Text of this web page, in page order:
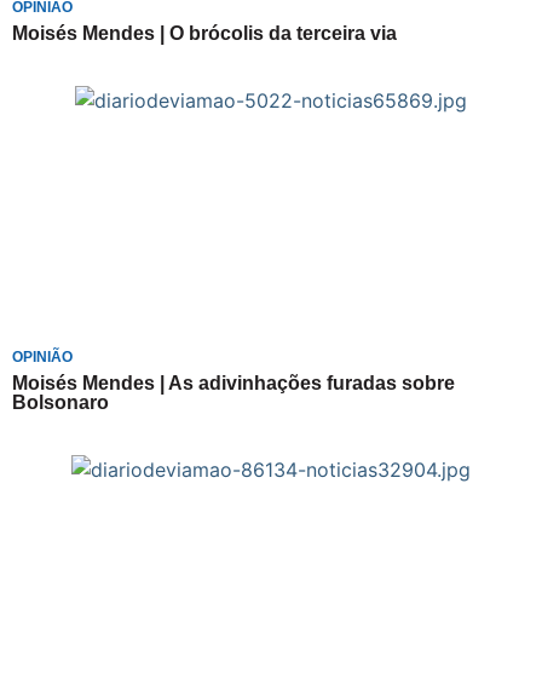
OPINIÃO
Moisés Mendes | O brócolis da terceira via
OPINIÃO
Moisés Mendes | As adivinhações furadas sobre
Bolsonaro